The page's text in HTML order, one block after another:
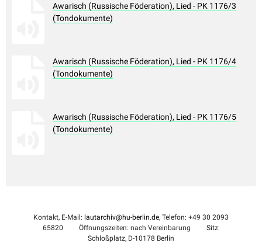
Awarisch (Russische Föderation), Lied - PK 1176/3
(Tondokumente)
Awarisch (Russische Föderation), Lied - PK 1176/4
(Tondokumente)
Awarisch (Russische Föderation), Lied - PK 1176/5
(Tondokumente)
Kontakt, E-Mail: lautarchiv@hu-berlin.de, Telefon: +49 30 2093
65820
Öffnungszeiten: nach Vereinbarung
Sitz:
Schloßplatz, D-10178 Berlin